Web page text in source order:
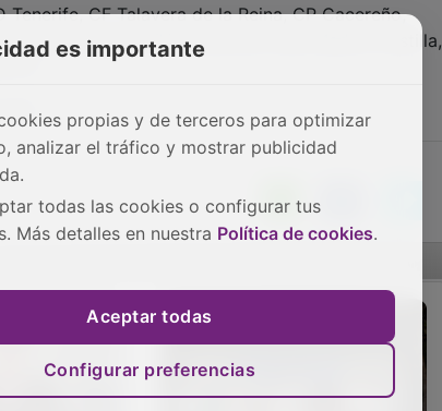
CF Talavera de la Reina, CP Cacereño,
Fortuna, Real Avilés Industrial, Real Madrid Castilla,
es importante
propias y de terceros para optimizar
analizar el tráfico y mostrar publicidad
todas las cookies o configurar tus
Más detalles en nuestra Política de cookies.
Aceptar todas
Configurar preferencias